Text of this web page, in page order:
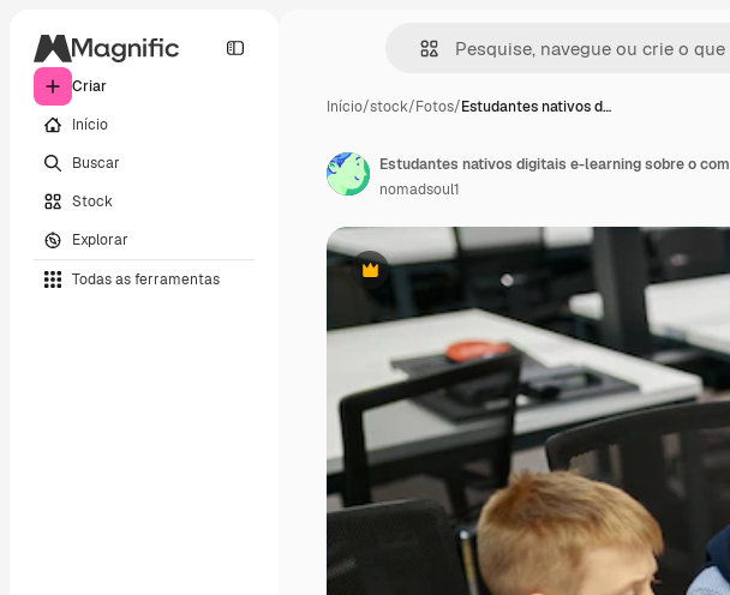
Criar
Início
Buscar
Stock
Explorar
Todas as ferramentas
Início/stock/Fotos/Estudantes nativos d…
Premium
Estudantes nativos digitais e-learning sobre o
nomadsoul1